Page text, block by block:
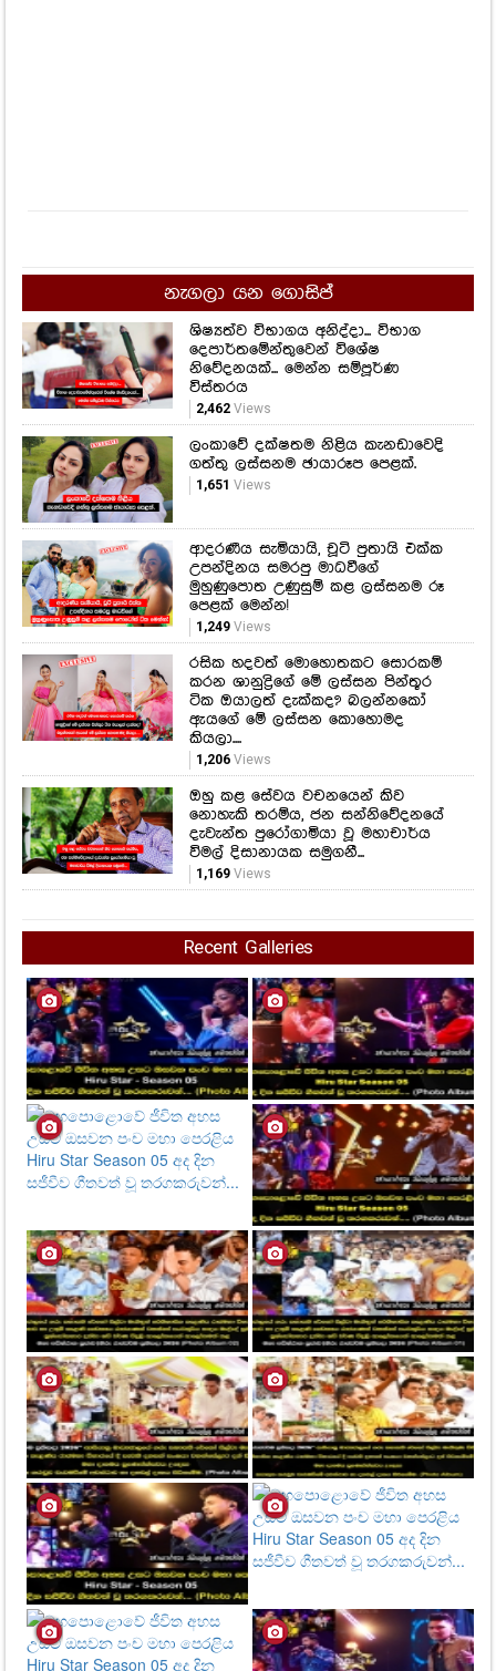
නැගලා යන ගොසිප්
ශිෂ්‍යත්ව විභාගය අනිද්දා... විභාග
දෙපාර්තමේන්තුවෙන් විශේෂ
නිවේදනයක්... මෙන්න සම්පූර්ණ
විස්තරය
2,462Views
ලංකාවේ දක්ෂතම නිළිය කැනඩාවෙදි
ගත්තු ලස්සනම ඡායාරූප පෙළක්.
1,651 Views
ආදරණීය සැමියායි, චූටි පුතායි එක්ක
උපන්දිනය සමරපු මාධවීගේ
මුහුණුපොත උණුසුම් කළ ලස්සනම රූ
පෙළක් මෙන්න!
1,249Views
රසික හදවත් මොහොතකට සොරකම්
කරන ශානුද්‍රිගේ මේ ලස්සන පින්තූර
ටික ඔයාලත් දැක්කද? බලන්නකෝ
ඇයගේ මේ ලස්සන කොහොමද
කියලා....
1,206Views
ඔහු කළ සේවය වචනයෙන් කිව
නොහැකි තරම්ය, ජන සන්නිවේදනයේ
දැවැන්ත පුරෝගාමියා වූ මහාචාර්ය
විමල් දිසානායක සමුගනී...
1,169Views
Recent Galleries